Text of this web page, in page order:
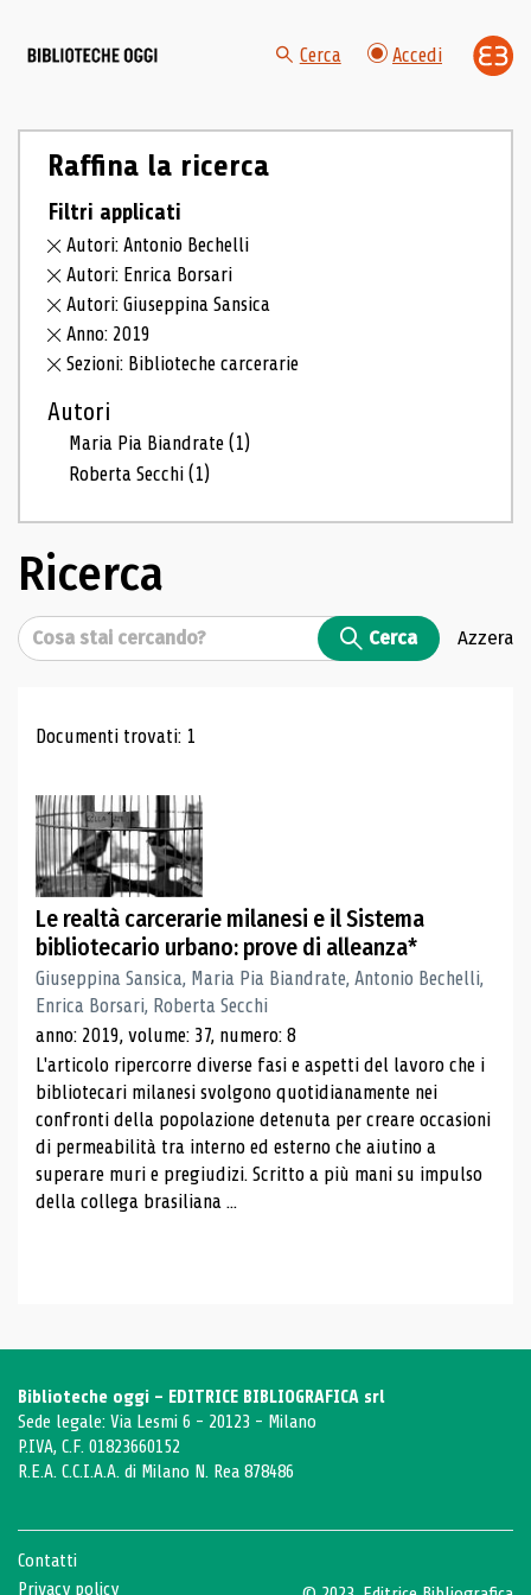
Cerca Accedi
Raffina la ricerca
Filtri applicati
Autori: Antonio Bechelli
Autori: Enrica Borsari
Autori: Giuseppina Sansica
Anno: 2019
Sezioni: Biblioteche carcerarie
Autori
Maria Pia Biandrate(1)
Roberta Secchi(1)
Ricerca
Cerca Cerca Azzera
Risultati di ricerca
Documenti trovati: 1
Le realtà carcerarie milanesi e il Sistema
bibliotecario urbano: prove di alleanza*
Giuseppina Sansica, Maria Pia Biandrate, Antonio Bechelli,
Enrica Borsari, Roberta Secchi
anno: 2019, volume: 37, numero: 8
L'articolo ripercorre diverse fasi e aspetti del lavoro che i
bibliotecari milanesi svolgono quotidianamente nei
confronti della popolazione detenuta per creare occasioni
di permeabilità tra interno ed esterno che aiutino a
superare muri e pregiudizi. Scritto a più mani su impulso
della collega brasiliana ...
Biblioteche oggi - EDITRICE BIBLIOGRAFICA srl
Sede legale: Via Lesmi 6 - 20123 - Milano
P.IVA, C.F. 01823660152
R.E.A. C.C.I.A.A. di Milano N. Rea 878486
Contatti
Privacy policy